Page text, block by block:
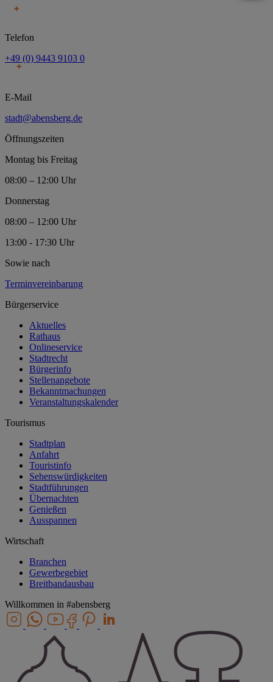
Telefon
+49 (0) 9443 9103 0
E-Mail
stadt@abensberg.de
Öffnungszeiten
Montag bis Freitag
08:00 – 12:00 Uhr
Donnerstag
08:00 – 12:00 Uhr
13:00 - 17:30 Uhr
Sowie nach
Terminvereinbarung
Bürgerservice
Aktuelles
Rathaus
Onlineservice
Stadtrecht
Bürgerinfo
Stellenangebote
Bekanntmachungen
Veranstaltungskalender
Tourismus
Stadtplan
Anfahrt
Touristinfo
Sehenswürdigkeiten
Stadtführungen
Übernachten
Genießen
Ausspannen
Wirtschaft
Branchen
Gewerbegebiet
Breitbandausbau
Willkommen in #abensberg